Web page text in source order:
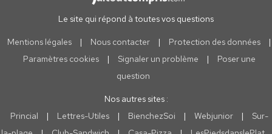
Le site qui répond à toutes vos questions
Mentions légales | Nous contacter | Protection des données
|
Paramètres cookies
| Signaler un problème |
Poser une
question
Nos autres sites :
Princial
| Lettres-Utiles | BienchezSoi | Webjunior |
Sur-